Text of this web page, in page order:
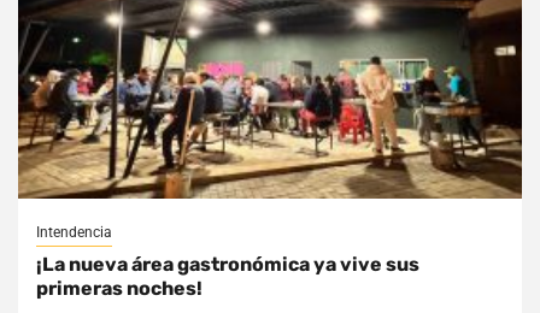
Intendencia
¡La nueva área gastronómica ya vive sus
primeras noches!